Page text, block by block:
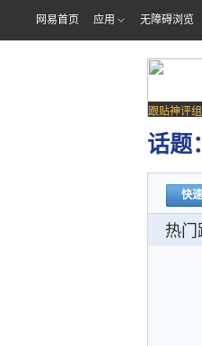
网易首页 应用 无障碍浏览
跟贴神评
话题：
快
热门